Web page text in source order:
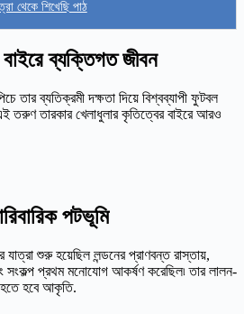
থেকে শিখেছি পাঠ
ব্যক্তিগত জীবন
তার ব্যতিক্রমী দক্ষতা দিয়ে বিশ্বব্যাপী ফুটবল
তরুণ তারকার খেলাধুলার কৃতিত্বের বাইরে আরও
পটভূমি
শুরু হয়েছিল লন্ডনের প্রাণবন্ত রাস্তায়,
সংকল্প প্রথম মনোযোগ আকর্ষণ করেছিল৷ তার লালন-
হতে হবে আকৃতি.